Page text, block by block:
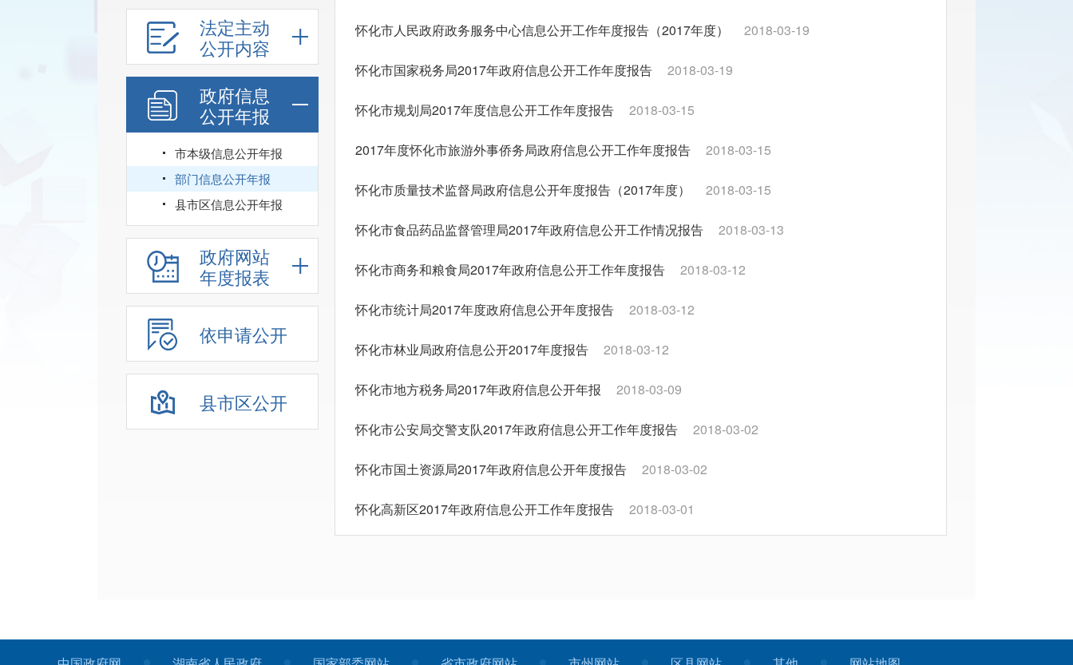
法定主动
公开内容
政府信息
公开年报
市本级信息公开年报
部门信息公开年报
县市区信息公开年报
政府网站
年度报表
依申请公开
县市区公开
怀化市人民政府政务服务中心信息公开工作年度报告（2017年度） 2018-03-19
怀化市国家税务局2017年政府信息公开工作年度报告 2018-03-19
怀化市规划局2017年度信息公开工作年度报告 2018-03-15
2017年度怀化市旅游外事侨务局政府信息公开工作年度报告 2018-03-15
怀化市质量技术监督局政府信息公开年度报告（2017年度） 2018-03-15
怀化市食品药品监督管理局2017年政府信息公开工作情况报告 2018-03-13
怀化市商务和粮食局2017年政府信息公开工作年度报告 2018-03-12
怀化市统计局2017年度政府信息公开年度报告 2018-03-12
怀化市林业局政府信息公开2017年度报告 2018-03-12
怀化市地方税务局2017年政府信息公开年报 2018-03-09
怀化市公安局交警支队2017年政府信息公开工作年度报告 2018-03-02
怀化市国土资源局2017年政府信息公开年度报告 2018-03-02
怀化高新区2017年政府信息公开工作年度报告 2018-03-01